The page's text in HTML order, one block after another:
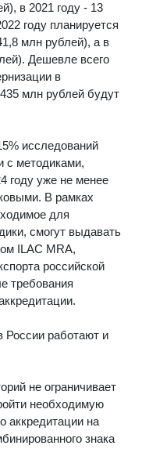
в 2021 году - 13
году планируется
млн рублей), а в
Дешевле всего
в
млн рублей будут
исследований
с методиками,
году уже не менее
В рамках
для
смогут выдавать
ILAC MRA,
российской
требования
России работают и
не ограничивает
необходимую
аккредитации на
знака